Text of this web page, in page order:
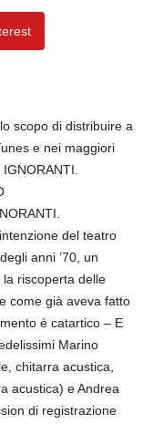
scopo di distribuire a
e nei maggiori
del teatro
anni ’70, un
riscoperta delle
come già aveva fatto
è catartico – E
Marino
chitarra acustica,
acustica) e Andrea
di registrazione